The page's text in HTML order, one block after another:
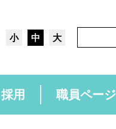
小 中 大
採用 職員ページ